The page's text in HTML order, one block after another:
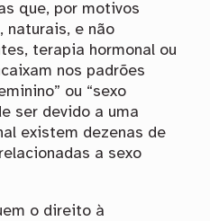
que, por motivos
naturais, e não
terapia hormonal ou
nos padrões
ou “sexo
ser devido a uma
existem dezenas de
a sexo
o direito à